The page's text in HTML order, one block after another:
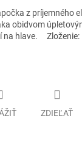
z príjemného
obidvom
na hlave. Zloženie:
ZDIEĽAŤ